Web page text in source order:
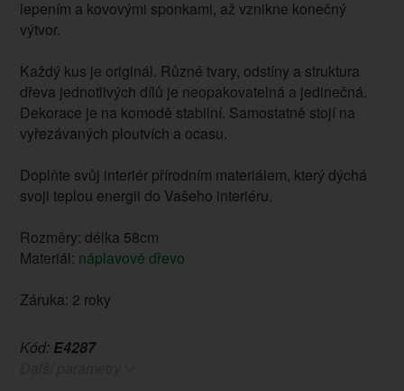
lepením a kovovými sponkami, až vznikne konečný
výtvor.
Každý kus je originál. Různé tvary, odstíny a struktura
dřeva jednotlivých dílů je neopakovatelná a jedinečná.
Dekorace je na komodě stabilní. Samostatně stojí na
vyřezávaných ploutvích a ocasu.
Doplňte svůj interiér přírodním materiálem, který dýchá
svoji teplou energii do Vašeho interiéru.
Rozměry: délka 58cm
Materiál: náplavové dřevo
Záruka: 2 roky
Kód: E4287